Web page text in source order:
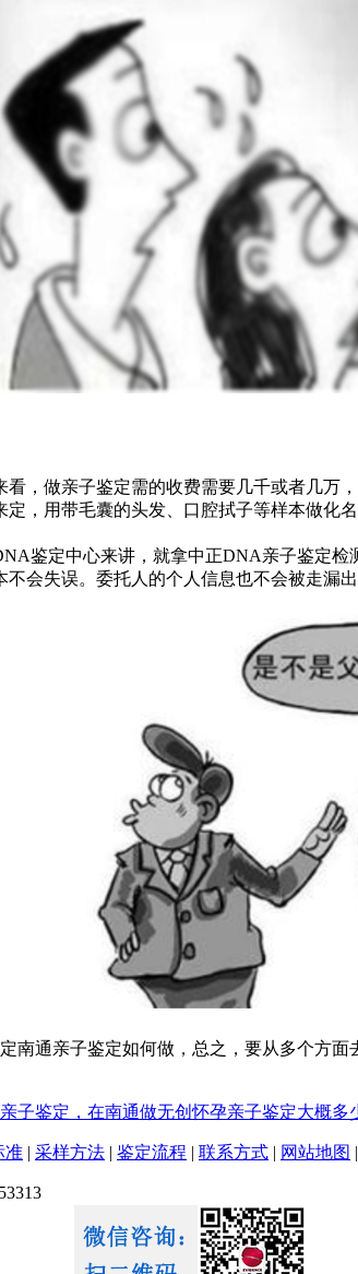
，做亲子鉴定需的收费需要几千或者几万
，用带毛囊的头发、口腔拭子等样本做化
鉴定中心来讲，就拿中正DNA亲子鉴定
会失误。委托人的个人信息也不会被走漏
南通亲子鉴定如何做，总之，要从多个方
子鉴定，在南通做无创怀孕亲子鉴定大概多
准 | 采样方法 | 鉴定流程 | 联系方式 | 网站地图 |